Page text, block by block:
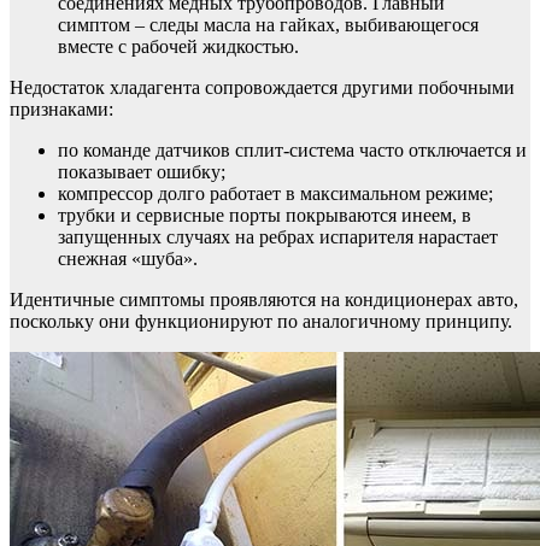
симптом – следы масла на гайках, выбивающегося
вместе с рабочей жидкостью.
Недостаток хладагента сопровождается другими побочными
признаками:
по команде датчиков сплит-система часто отключается и
показывает ошибку;
компрессор долго работает в максимальном режиме;
трубки и сервисные порты покрываются инеем, в
запущенных случаях на ребрах испарителя нарастает
снежная «шуба».
Идентичные симптомы проявляются на кондиционерах авто,
поскольку они функционируют по аналогичному принципу.